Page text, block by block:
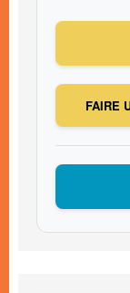
FAIRE